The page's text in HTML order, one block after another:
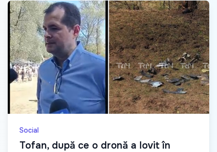
Social
Tofan, după ce o dronă a lovit în